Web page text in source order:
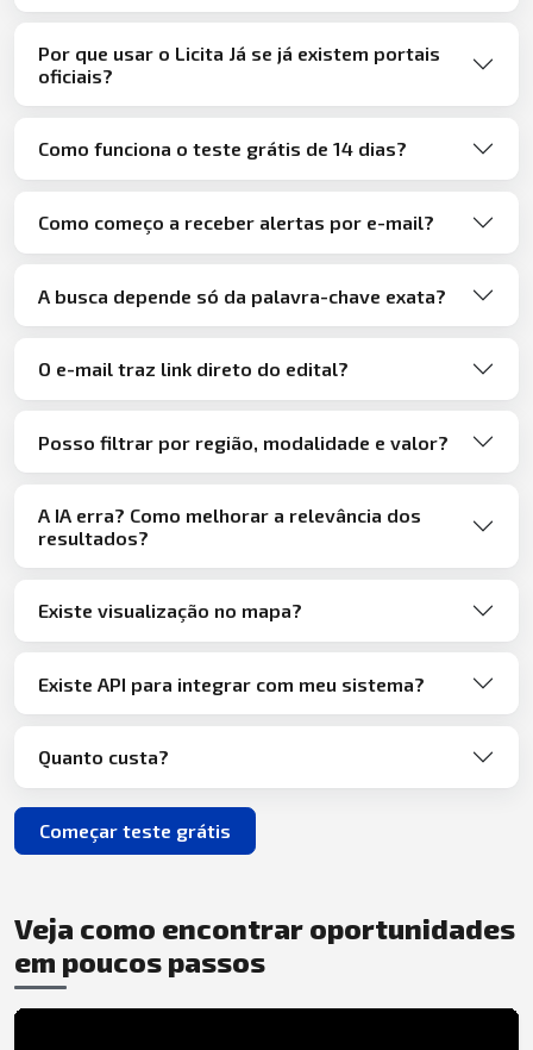
Por que usar o Licita Já se já existem portais
oficiais?
Como funciona o teste grátis de 14 dias?
Como começo a receber alertas por e-mail?
A busca depende só da palavra-chave exata?
O e-mail traz link direto do edital?
Posso filtrar por região, modalidade e valor?
A IA erra? Como melhorar a relevância dos
resultados?
Existe visualização no mapa?
Existe API para integrar com meu sistema?
Quanto custa?
Começar teste grátis
Veja como encontrar oportunidades
em poucos passos